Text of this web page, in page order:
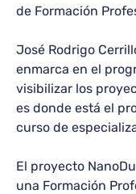
de Formación
José Rodrigo
enmarca en el
visibilizar los
es donde está el
curso de
El proyecto
una Formación